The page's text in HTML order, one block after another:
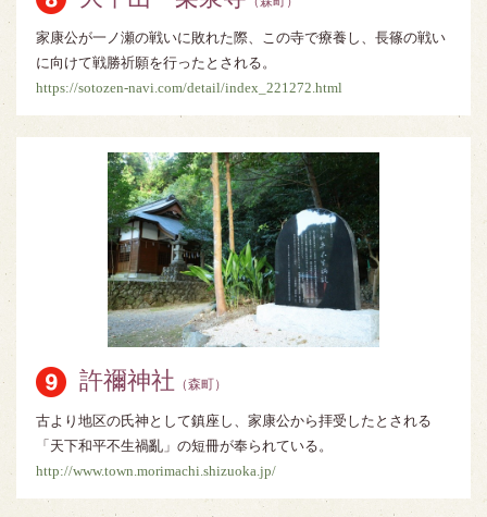
家康公が一ノ瀬の戦いに敗れた際、この寺で療養し、長篠の戦い
に向けて戦勝祈願を行ったとされる。
https://sotozen-navi.com/detail/index_221272.html
許禰神社 （森町）
古より地区の氏神として鎮座し、家康公から拝受したとされる
「天下和平不生禍亂」の短冊が奉られている。
http://www.town.morimachi.shizuoka.jp/